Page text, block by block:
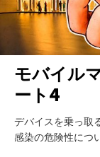
モバイル
ート4
デバイスを乗っ取
感染の危険性につ